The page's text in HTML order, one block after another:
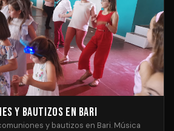
y Bautizos en Bari
y bautizos en Bari. Música